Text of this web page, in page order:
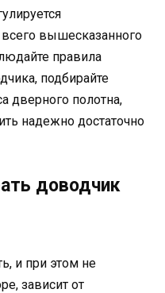
вышесказанного
правила
подбирайте
дверного полотна,
надежно достаточно
доводчик
и при этом не
зависит от